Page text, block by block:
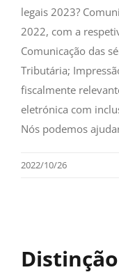
legais 2023?
2022, com a
Comunicação das
Tributária;
fiscalmente
eletrónica com
Nós podemos
2022/10/26